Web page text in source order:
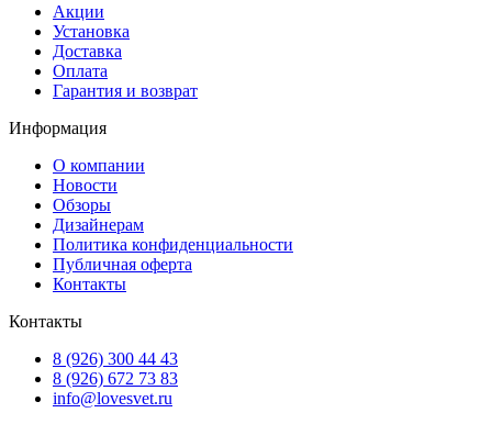
Акции
Установка
Доставка
Оплата
Гарантия и возврат
Информация
О компании
Новости
Обзоры
Дизайнерам
Политика конфиденциальности
Публичная оферта
Контакты
Контакты
8 (926) 300 44 43
8 (926) 672 73 83
info@lovesvet.ru